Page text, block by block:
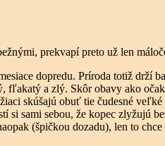
prekvapí preto už len
dopredu. Príroda totiž drží
a zlý. Skôr obavy ako
skúšajú obuť tie čudesné
si sami sebou, že kopec
(špičkou dozadu), len to